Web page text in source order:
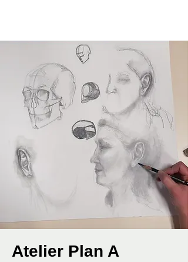
Atelier Plan A